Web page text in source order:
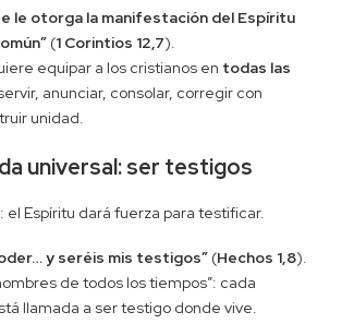
le otorga la manifestación del Espíritu
(1 Corintios 12,7).
equipar a los cristianos en todas las
anunciar, consolar, corregir con
unidad.
universal: ser testigos
el Espíritu dará fuerza para testificar.
y seréis mis testigos” (Hechos 1,8).
de todos los tiempos”: cada
llamada a ser testigo donde vive.